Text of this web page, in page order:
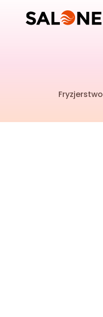
Fryzjerstwo